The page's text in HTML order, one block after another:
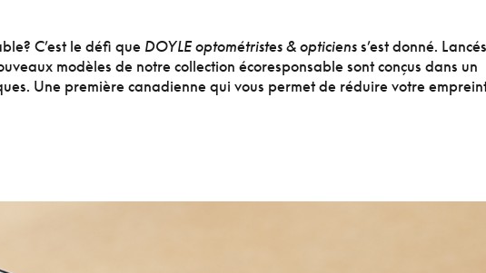
C’est le défi que DOYLE optométristes & opticiens s’est donné. Lancés
modèles de notre collection écoresponsable sont conçus dans un
Une première canadienne qui vous permet de réduire votre